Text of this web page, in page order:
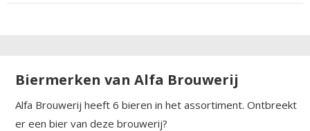
Biermerken van Alfa Brouwerij
Alfa Brouwerij heeft 6 bieren in het assortiment. Ontbreekt
er een bier van deze brouwerij?